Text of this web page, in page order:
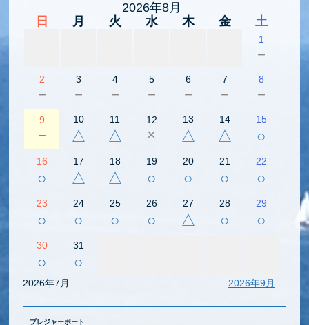
2026年8月
日
月 火 水 木 金 土
1
－
2
－
3
－
4
－
5
－
6
－
7
－
8
－
9
－
10
△
11
△
12
×
13
△
14
△
15
○
16
○
17
△
18
△
19
○
20
○
21
○
22
○
23
○
24
○
25
○
26
○
27
△
28
○
29
○
30
○
31
○
2026年7月 2026年9月
プレジャーボート